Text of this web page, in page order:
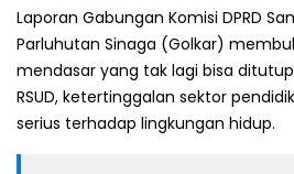
Laporan Gabungan Komisi DPRD
Parluhutan Sinaga (Golkar)
mendasar yang tak lagi bisa
RSUD, ketertinggalan sektor
serius terhadap lingkungan hidup.